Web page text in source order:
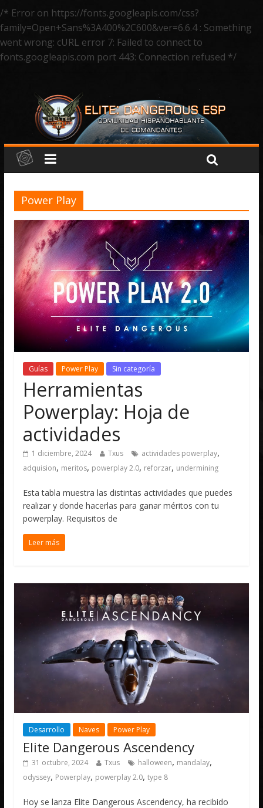
/* Error on https://fonts.googleapis.com/css?
family=Open+Sans%3A400%2C600&ver=6.6.4 : Something
went wrong: cURL error 7: Failed to connect to
fonts.googleapis.com port 443: Connection refused */
Power Play
Guías Power Play Sin categoría
Herramientas
Powerplay: Hoja de
actividades
1 diciembre, 2024 Txus actividades powerplay,
adquision, meritos, powerplay 2.0, reforzar, undermining
Esta tabla muestra las distintas actividades que puedes
realizar y donde hacerlas para ganar méritos con tu
powerplay. Requisitos de
Leer más
Desarrollo Naves Power Play
Elite Dangerous Ascendency
31 octubre, 2024 Txus halloween, mandalay,
odyssey, Powerplay, powerplay 2.0,type 8
Hoy se lanza Elite Dangerous Ascendency, ha recibido